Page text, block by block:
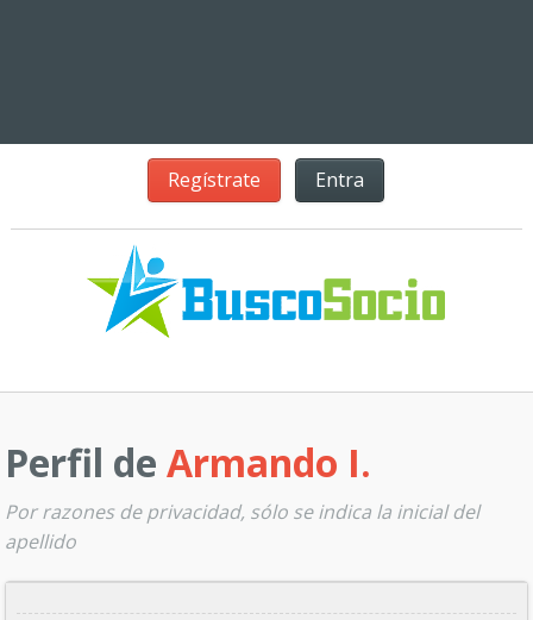
Regístrate Entra
Perfil deArmando I.
Por razones de privacidad, sólo se indica la inicial del
apellido